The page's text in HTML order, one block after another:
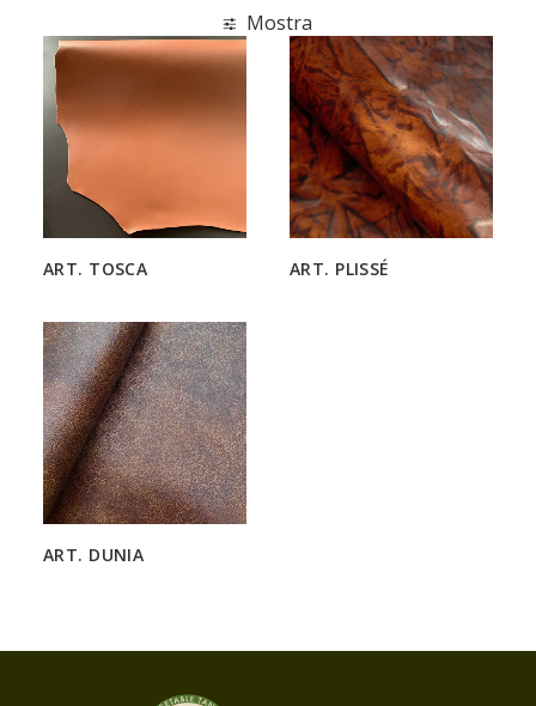
Mostra
ART. TOSCA ART. PLISSÉ
ART. DUNIA